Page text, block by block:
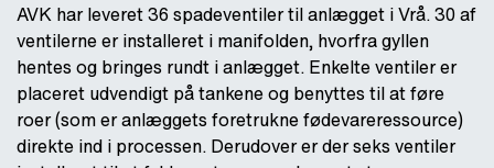
AVK har leveret 36 spadeventiler til anlægget i Vrå. 30 af
ventilerne er installeret i manifolden, hvorfra gyllen
hentes og bringes rundt i anlægget. Enkelte ventiler er
placeret udvendigt på tankene og benyttes til at føre
roer (som er anlæggets foretrukne fødevareressource)
direkte ind i processen. Derudover er der seks ventiler